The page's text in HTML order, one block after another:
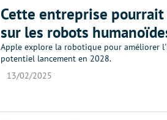
Cette entreprise pourrait
sur les robots
Apple explore la robotique pour améliorer
potentiel lancement en 2028.
13/02/2025